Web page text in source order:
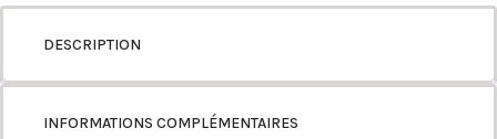
DESCRIPTION
INFORMATIONS COMPLÉMENTAIRES